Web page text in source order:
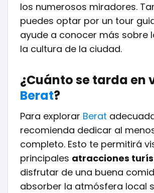
los numerosos miradores.
puedes optar por un tour
ayude a conocer más sobre
la cultura de la ciudad.
¿Cuánto se tarda en
Berat?
Para explorar Berat
recomienda dedicar al
completo. Esto te permitirá
principales atracciones
disfrutar de una buena
absorber la atmósfera local